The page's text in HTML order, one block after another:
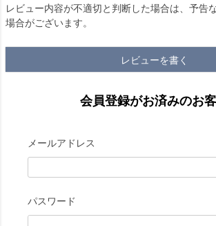
レビュー内容が不適切と判断した場合は、予告
場合がございます。
レビューを書く
会員登録がお済みのお
メールアドレス
パスワード